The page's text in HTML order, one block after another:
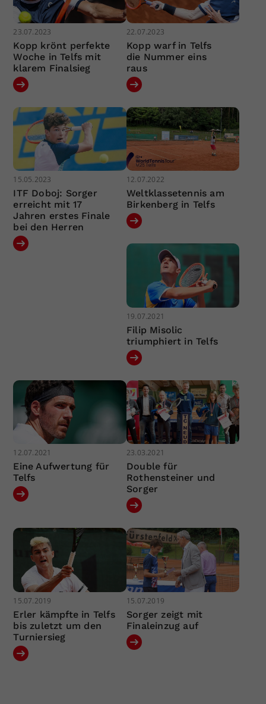
23.07.2023
Kopp krönt perfekte
Woche in Telfs mit
klarem Finalsieg
22.07.2023
Kopp warf in Telfs
die Nummer eins
raus
15.05.2023
ITF Doboj: Sorger
erreicht mit 17
Jahren erstes Finale
bei den Herren
12.07.2022
Weltklassetennis am
Birkenberg in Telfs
19.07.2021
Filip Misolic
triumphiert in Telfs
12.07.2021
Eine Aufwertung für
Telfs
23.03.2021
Double für
Rothensteiner und
Sorger
15.07.2019
Erler kämpfte in Telfs
bis zuletzt um den
Turniersieg
15.07.2019
Sorger zeigt mit
Finaleinzug auf